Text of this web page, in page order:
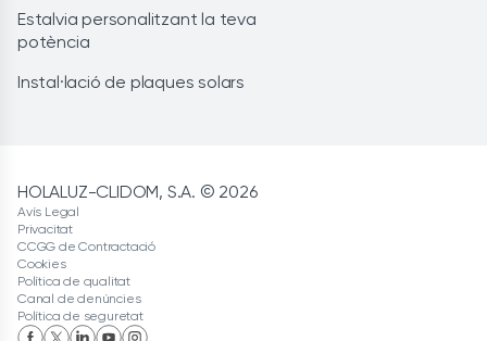
Estalvia personalitzant la teva
potència
Instal·lació de plaques solars
HOLALUZ-CLIDOM, S.A. © 2026
Avís Legal
Privacitat
CCGG de Contractació
Cookies
Política de qualitat
Canal de denúncies
Política de seguretat